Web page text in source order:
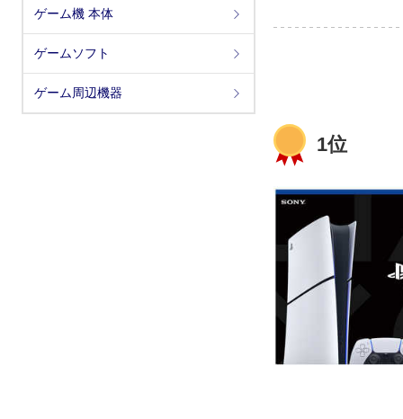
ゲーム機 本体
ゲームソフト
ゲーム周辺機器
1位